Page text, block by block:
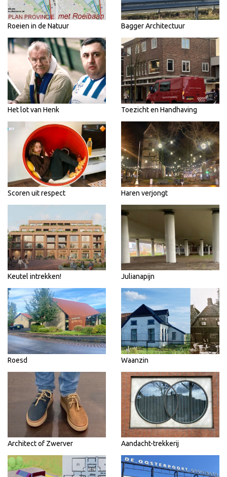
Roeien in de Natuur Bagger Architectuur
Het lot van Henk Toezicht en Handhaving
Scoren uit respect Haren verjongt
Keutel intrekken! Julianapijn
Roesd Waanzin
Architect of Zwerver Aandacht-trekkerij